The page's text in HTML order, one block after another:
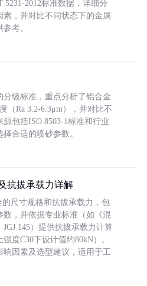
5231-2012标准数据，详细分
，并对比不同状态下的金属
考。
级标准，重点分析了铝合金
（Ra 3.2-6.3μm），并对比不
包括ISO 8503-1标准和行业
合适的喷砂参数。
抗拔承载力详解
尺寸规格和抗拔承载力，包
，并依据专业标准（如《混
145）提供抗拔承载力计算
度C30下设计值约80kN）。
响因素及选型建议，适用于工